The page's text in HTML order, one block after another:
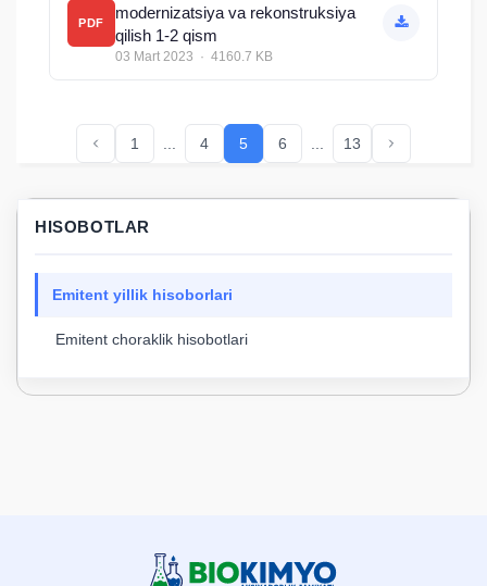
PDF
modernizatsiya va rekonstruksiya
qilish 1-2 qism
03 Mart 2023 · 4160.7 KB
1 4 5 6 13
HISOBOTLAR
Emitent yillik hisoborlari
Emitent choraklik hisobotlari